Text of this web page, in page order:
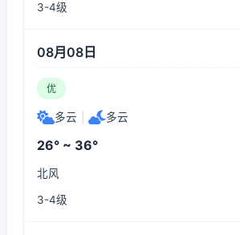
3-4级
08月08日
优
多云 多云
26° ~ 36°
北风
3-4级